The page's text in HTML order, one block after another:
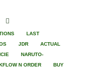
LAST
JDR
ACTUAL
NARUTO-
N ORDER BUY